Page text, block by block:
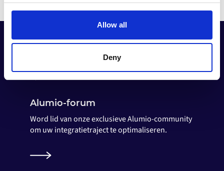
Alumio uses cookies on its website. A cookie is a small
text file that a web browser saves to your computer. You
browser settings accordingly. This could affect the
functioning of the website, however. We also use third-
party ad networks for advertising certain Alumio services
on the internet
Allow all
Deny
Alumio-forum
Word lid van onze exclusieve Alumio-community
om uw integratietraject te optimaliseren.